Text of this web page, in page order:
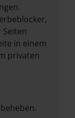
in einem
privaten